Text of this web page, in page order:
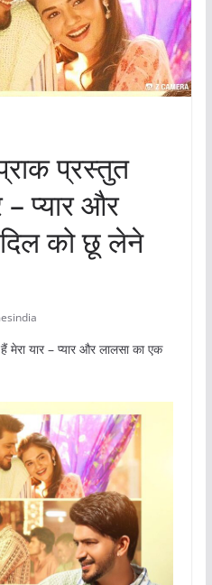
प्रस्तुत
– प्यार और
को छू लेने
यार – प्यार और लालसा का एक